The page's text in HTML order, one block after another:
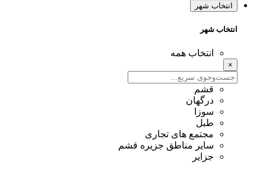
انتخاب شهر
انتخاب شهر
انتخاب همه
×
قشم
درگهان
سوزا
طبل
مجتمع های تجاری
سایر مناطق جزیره قشم
جزایر